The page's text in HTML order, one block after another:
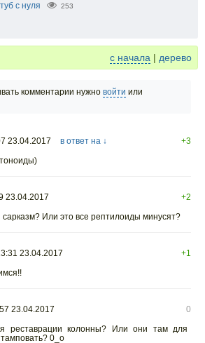
с нуля 253
с начала | дерево
комментарии нужно войти или
23.04.2017 в ответ на ↓
+3
23.04.2017
+2
сарказм? Или это все рептилоиды минусят?
23.04.2017
+1
23.04.2017
0
реставрации колонны? Или они там для
0_о